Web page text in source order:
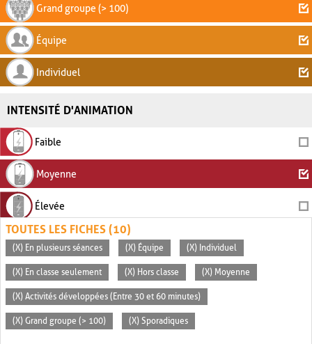
Grand groupe (> 100)
Équipe
Individuel
INTENSITÉ D'ANIMATION
Faible
Moyenne
Élevée
TOUTES LES FICHES (10)
(X) En plusieurs séances (X) Équipe (X) Individuel
(X) En classe seulement (X) Hors classe (X) Moyenne
(X) Activités développées (Entre 30 et 60 minutes)
(X) Grand groupe (> 100) (X) Sporadiques